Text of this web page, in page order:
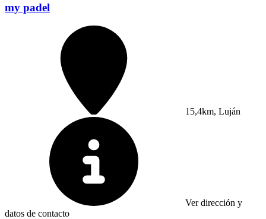
my padel
15,4km, Luján
Ver dirección y
datos de contacto